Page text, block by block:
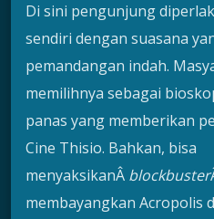
Di sini pengunjung
sendiri dengan suasana
pemandangan indah.
memilihnya sebagai
panas yang memberikan
Cine Thisio. Bahkan, bisa
menyaksikanÂ blockbuster
membayangkan Acropolis